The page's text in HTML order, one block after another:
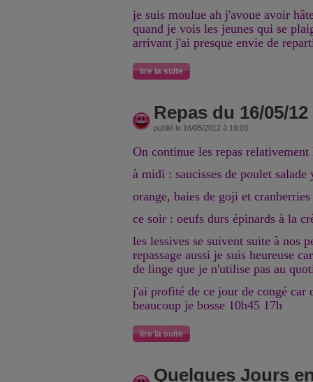
je suis moulue ah j'avoue avoir
quand je vois les jeunes qui se
arrivant j'ai presque envie de
lire la suite
Repas du 16/05/12
publié le 16/05/2012 à 19:03
On continue les repas relativement
à midi : saucisses de poulet salade
orange, baies de goji et cranberries
ce soir : oeufs durs épinards à la
les lessives se suivent suite à nos
repassage aussi je suis heureuse
de linge que je n'utilise pas au
j'ai profité de ce jour de congé car
beaucoup je bosse 10h45 17h
lire la suite
Quelques Jours